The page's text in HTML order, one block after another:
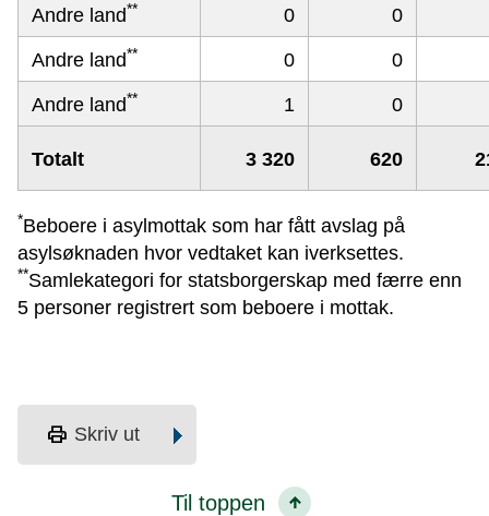
Andre land** 0 0
Andre land** 0 0
Andre land** 1 0
Totalt 3 320 620
*Beboere i asylmottak som har fått avslag på
asylsøknaden hvor vedtaket kan iverksettes.
**Samlekategori for statsborgerskap med færre enn
5 personer registrert som beboere i mottak.
print Skriv ut
Til toppen